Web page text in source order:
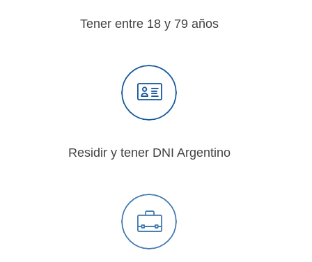
Tener entre 18 y 79 años
Residir y tener DNI Argentino